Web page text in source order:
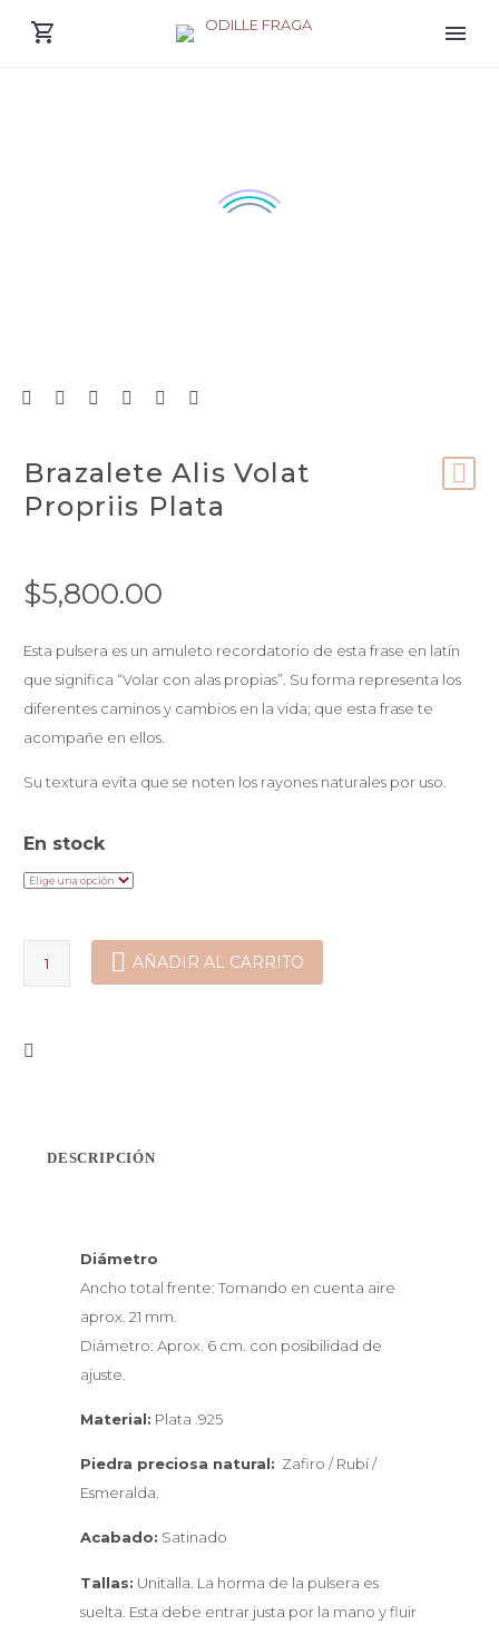
Brazalete Alis Volat
Propriis Plata
$5,800.00
Esta pulsera es un amuleto recordatorio de esta frase en latín
que significa “Volar con alas propias”. Su forma representa los
diferentes caminos y cambios en la vida; que esta frase te
acompañe en ellos.
Su textura evita que se noten los rayones naturales por uso.
En stock
Brazalete
Alis
Propriis
AÑADIR AL CARRITO
DESCRIPCIÓN
Diámetro
Ancho total frente: Tomando en cuenta aire
aprox. 21 mm.
Diámetro: Aprox. 6 cm. con posibilidad de
ajuste.
Material: Plata .925
Piedra preciosa natural: Zafiro / Rubí /
Esmeralda.
Acabado: Satinado
Tallas: Unitalla. La horma de la pulsera es
suelta. Esta debe entrar justa por la mano y fluir